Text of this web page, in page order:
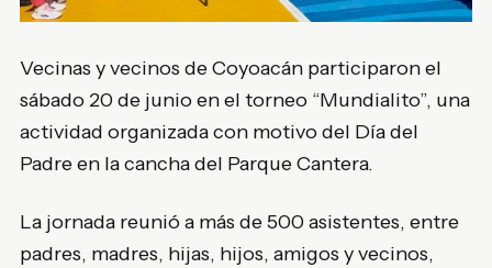
Vecinas y vecinos de Coyoacán participaron el
sábado 20 de junio en el torneo “Mundialito”, una
actividad organizada con motivo del Día del
Padre en la cancha del Parque Cantera.
La jornada reunió a más de 500 asistentes, entre
padres, madres, hijas, hijos, amigos y vecinos,